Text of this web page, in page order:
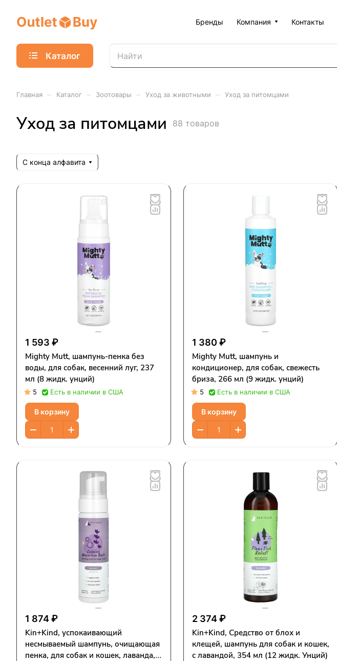
Бренды Компания Контакты
Каталог
Главная Каталог Зоотовары Уход за животными Уход за питомцами
Уход за питомцами 88 товаров
С конца алфавита
1 593 ₽
Mighty Mutt, шампунь-пенка без
воды, для собак, весенний луг, 237
мл (8 жидк. унций)
5 Есть в наличии в США
В корзину
1 380 ₽
Mighty Mutt, шампунь и
кондиционер, для собак, свежесть
бриза, 266 мл (9 жидк. унций)
5 Есть в наличии в США
В корзину
1 874 ₽
Kin+Kind, успокаивающий
несмываемый шампунь, очищающая
пенка, для собак и кошек, лаванда,
2 374 ₽
Kin+Kind, Средство от блох и
клещей, шампунь для собак и кошек,
с лавандой, 354 мл (12 жидк. Унций)